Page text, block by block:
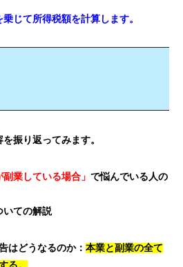
じて所得税額を計算します。
振り返ってみます。
業している場合」 で悩んでいる人の
いての解説
はどうなるのか： 本業と副業の全て